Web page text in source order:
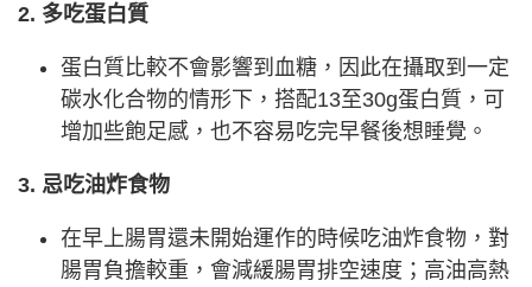
2. 多吃蛋白質
蛋白質比較不會影響到血糖，因此在攝取到一定
碳水化合物的情形下，搭配13至30g蛋白質，可
增加些飽足感，也不容易吃完早餐後想睡覺。
3. 忌吃油炸食物
在早上腸胃還未開始運作的時候吃油炸食物，對
腸胃負擔較重，會減緩腸胃排空速度；高油高熱